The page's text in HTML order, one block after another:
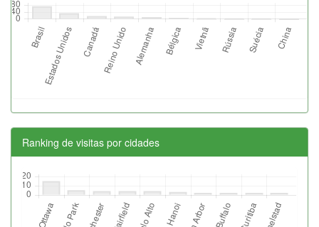
Ranking de visitas por cidades